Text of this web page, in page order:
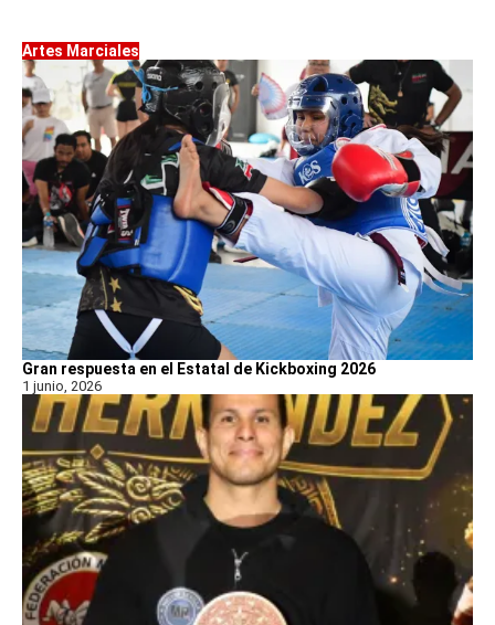
Artes Marciales
Gran respuesta en el Estatal de Kickboxing 2026
1 junio, 2026